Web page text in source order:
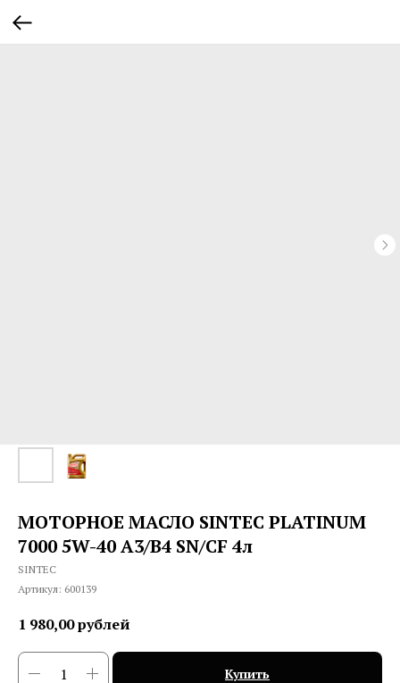
МОТОРНОЕ МАСЛО SINTEC PLATINUM
7000 5W-40 A3/B4 SN/CF 4л
SINTEC
Артикул: 600139
1 980,00рублей
Купить